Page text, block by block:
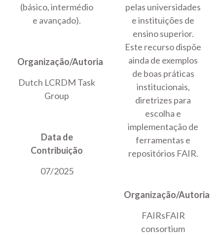
(básico, intermédio
e avançado).
Organização/Autoria
Dutch LCRDM Task
Group
Data de
Contribuição
07/2025
pelas universidades
e instituições de
ensino superior.
Este recurso dispõe
ainda de exemplos
de boas práticas
institucionais,
diretrizes para
escolha e
implementação de
ferramentas e
repositórios FAIR.
Organização/Autoria
FAIRsFAIR
consortium